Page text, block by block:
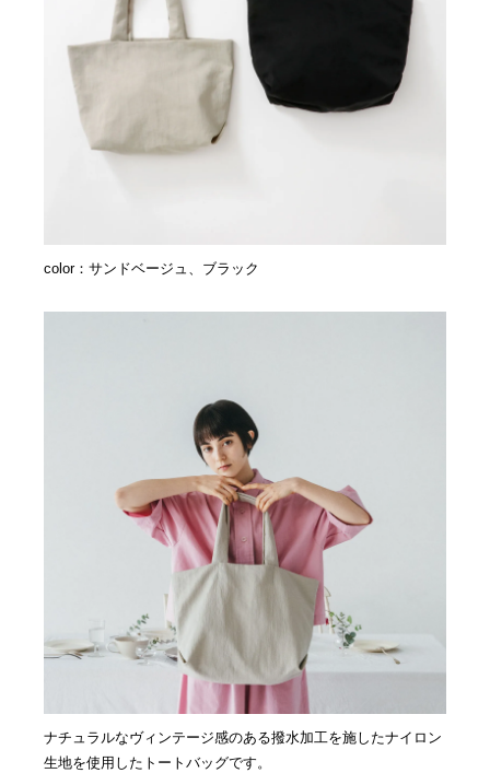
color：サンドベージュ、ブラック
ナチュラルなヴィンテージ感のある撥水加工を施したナイロン
生地を使用したトートバッグです。